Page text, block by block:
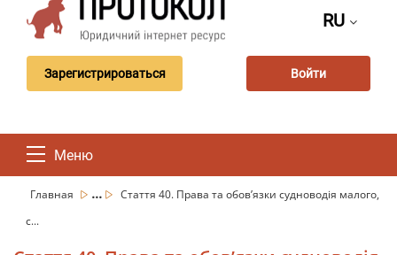
RU
Зарегистрироваться Войти
Меню
Главная ...
Стаття 40. Права та обов’язки судноводія малого,
с...